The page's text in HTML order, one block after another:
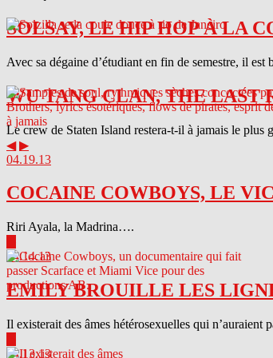
SOLSAY, LE HIP HOP À LA
Avec sa dégaine d’étudiant en fin de semestre, il
WU TANG CLAN, THE LAST
Le crew de Staten Island restera-t-il à jamais le plus
◀ ▶
04.19.13
COCAINE COWBOYS, LE
Riri Ayala, la Madrina….
04.14.13
EMILY BROUILLE LES
Il existerait des âmes hétérosexuelles qui n’auraient
04.13.13